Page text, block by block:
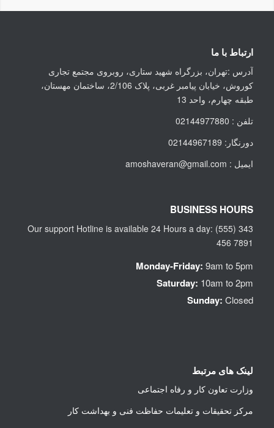
ارتباط با ما
آدرس :تهران، بزرگراه شهید ستاری، روبروی مجتمع تجاری
کوروش، خیابان پیامبر غربی، پلاک 2/106، ساختمان مهستان،
طبقه چهارم، واحد 13
تلفن : 02144977880
دورنگار: 02144967189
ایمیل : amoshaveran@gmail.com
BUSINESS HOURS
Our support Hotline is available 24 Hours a day: (555) 343
456 7891
Monday-Friday:9am to 5pm
Saturday: 10am to 2pm
Sunday:Closed
لینک های مرتبط
وزارت تعاون کار و رفاه اجتماعی
مرکز تحقیقات و تعلیمات حفاظت فنی و بهداشت کار